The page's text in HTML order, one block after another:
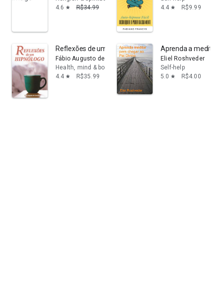
4.6 star R$34.99 R$16.62
4.4 star R$9.99
Reflexões de um Hipnólogo: Hipnose e mudanças
Fábio Augusto de Carvalho
Health, mind & body
4.4 star R$35.99
Aprenda a meditar
Eliel Roshveder
Self-help
5.0 star R$4.00